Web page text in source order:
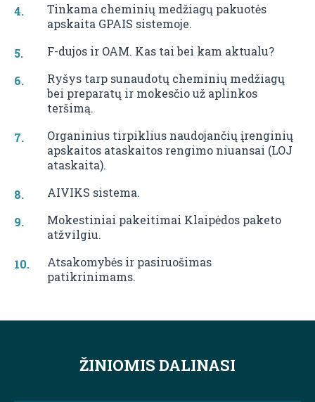
Tinkama cheminių medžiagų pakuotės
apskaita GPAIS sistemoje.
F-dujos ir OAM. Kas tai bei kam aktualu?
Ryšys tarp sunaudotų cheminių medžiagų
bei preparatų ir mokesčio už aplinkos
teršimą.
Organinius tirpiklius naudojančių įrenginių
apskaitos ataskaitos rengimo niuansai (LOJ
ataskaita).
AIVIKS sistema.
Mokestiniai pakeitimai Klaipėdos paketo
atžvilgiu.
Atsakomybės ir pasiruošimas
patikrinimams.
ŽINIOMIS DALINASI